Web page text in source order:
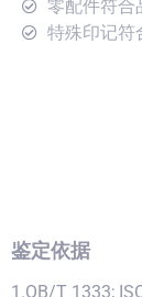
零配件符合
特殊印记符
鉴定依据
1.QB/T 1333;